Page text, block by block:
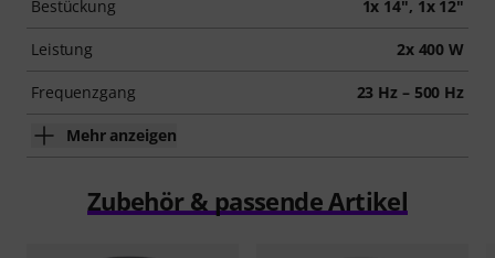
Bestückung 1x 14", 1x 12"
Leistung 2x 400 W
Frequenzgang 23 Hz – 500 Hz
Mehr anzeigen
Zubehör & passende Artikel